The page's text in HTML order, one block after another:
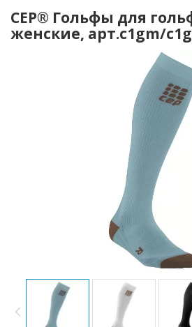
CEP® Гольфы для
женские, арт.c1gm/